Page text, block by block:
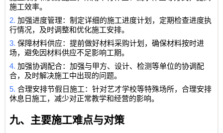
施工效率。
2.加强进度管理：制定详细的施工进度计划，定期检查进度执
行情况，及时调整和优化施工安排。
3.保障材料供应：提前做好材料采购计划，确保材料按时进
场，避免因材料供应不足影响工期。
4.加强协调配合：加强与甲方、设计、检测等单位的协调配
合，及时解决施工中出现的问题。
5.合理安排节假日施工：针对艺才学校等特殊场所，合理安排
休息日施工，减少对正常教学和经营的影响。
九、主要施工难点与对策